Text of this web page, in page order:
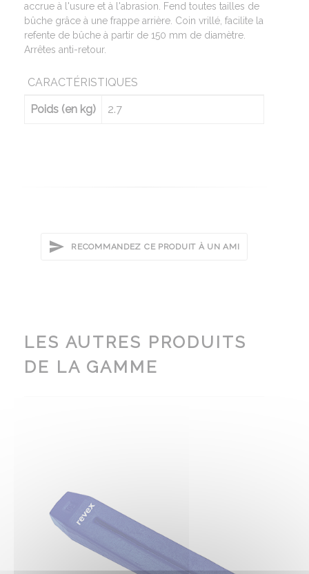
accrue à l'usure et à l'abrasion. Fend toutes tailles de
bûche grâce à une frappe arrière. Coin vrillé, facilite la
refente de bûche à partir de 150 mm de diamètre.
Arrêtes anti-retour.
CARACTÉRISTIQUES
Poids (en kg) 2.7
RECOMMANDEZ CE PRODUIT À UN AMI
LES AUTRES PRODUITS
DE LA GAMME